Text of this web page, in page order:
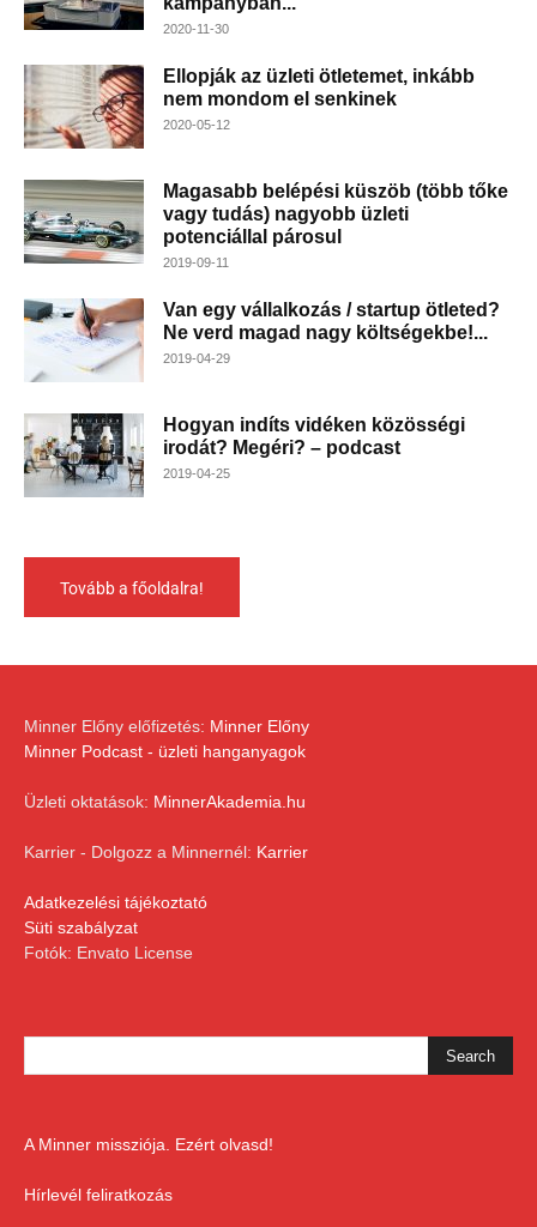
2020-11-30
Ellopják az üzleti ötletemet, inkább
nem mondom el senkinek
2020-05-12
Magasabb belépési küszöb (több tőke
vagy tudás) nagyobb üzleti
potenciállal párosul
2019-09-11
Van egy vállalkozás / startup ötleted?
Ne verd magad nagy költségekbe!...
2019-04-29
Hogyan indíts vidéken közösségi
irodát? Megéri? – podcast
2019-04-25
Tovább a főoldalra!
Minner Előny előfizetés: Minner Előny
Minner Podcast - üzleti hanganyagok
Üzleti oktatások: MinnerAkademia.hu
Karrier - Dolgozz a Minnernél: Karrier
Adatkezelési tájékoztató
Süti szabályzat
Fotók: Envato License
A Minner missziója. Ezért olvasd!
Hírlevél feliratkozás